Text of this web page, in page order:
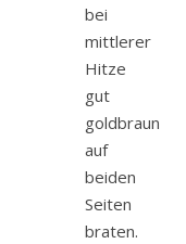
bei
mittlerer
Hitze
gut
goldbraun
auf
beiden
Seiten
braten.